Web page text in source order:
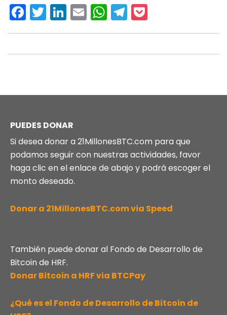
Facebook
Twitter
LinkedIn
EmailWhatsApp
Telegram
PUEDES DONAR
Si desea donar a 21MillonesBTC.com para que
podamos seguir con nuestras actividades, favor
haga clic en el enlace de abajo y podrá escoger el
monto deseado.
Donar a 21MillonesBTC.com via Speed
También puede donar al Fondo de Desarrollo de
Bitcoin de HRF.
Donar Bitcoin a HRF via BTCPay
¿Qué es el Fondo de Desarrollo de Bitcoin de